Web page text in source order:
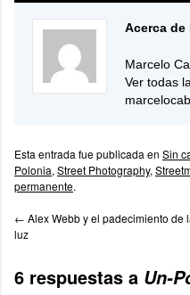
Acerca de
Marcelo
Ver todas
Esta entrada fue publicada en Sin
Polonia, Street Photography,
permanente.
← Alex Webb y el padecimiento de
luz
6 respuestas a Un-